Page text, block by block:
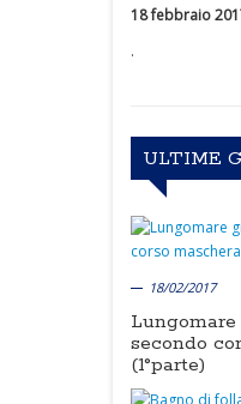
18 febbraio
.
ULTIME
18/02/2017
secondo
(1°parte)